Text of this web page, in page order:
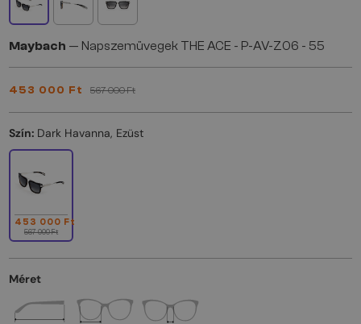
Maybach — Napszemüvegek THE ACE - P-AV-Z06 - 55
453 000 Ft 567 000 Ft
Szín: Dark Havanna, Ezüst
453 000 Ft
567 000 Ft
Méret